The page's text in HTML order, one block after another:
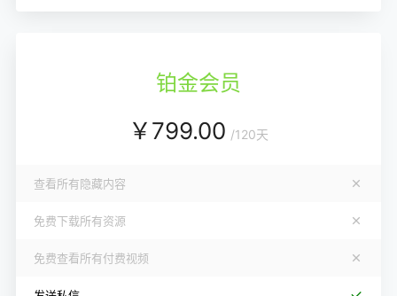
铂金会员
￥799.00 /120天
查看所有隐藏内容
免费下载所有资源
免费查看所有付费视频